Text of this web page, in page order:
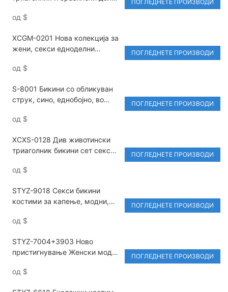
шупливи отвори и
половината за сет бикини за
плажен костум за капење
од $
ПОГЛЕДНЕТЕ ПРОИЗВОДИ
XCGM-0201 Нова колекција за
жени, секси едноделни
со блокади на бои, исечоци и
облека за плажа
од $
ПОГЛЕДНЕТЕ ПРОИЗВОДИ
S-8001 Бикини со обликуван
струк, сино, еднобојно, во
од $
ПОГЛЕДНЕТЕ ПРОИЗВОДИ
XCXS-0128 Див животински
триаголник бикини сет секси
жени Моден напреден дизајн
од $
ПОГЛЕДНЕТЕ ПРОИЗВОДИ
STYZ-9018 Секси бикини
костими за капење, модни,
покривачки, плажни костими
пријателски
од $
ПОГЛЕДНЕТЕ ПРОИЗВОДИ
STYZ-7004+3903 Ново
пристигнување Женски модни
плетење Женски рачно
од $
ПОГЛЕДНЕТЕ ПРОИЗВОДИ